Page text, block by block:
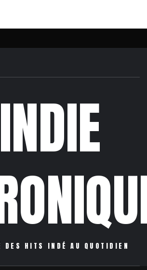
INDIE
DES HITS INDÉ AU QUOTIDIEN